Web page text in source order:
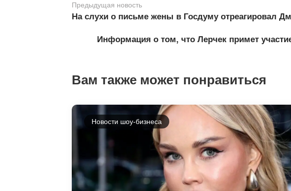
Предыдущая новость
На слухи о письме жены в Госдуму отреагировал
Информация о том, что Лерчек примет
Вам также может понравиться
Новости шоу-бизнеса